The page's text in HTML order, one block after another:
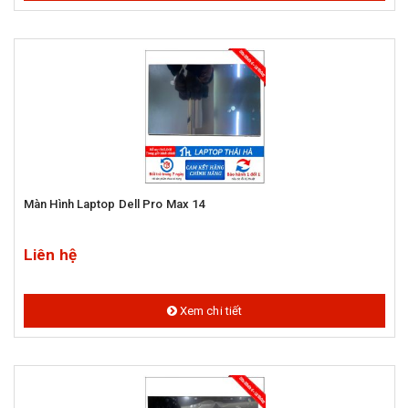
Màn Hình Laptop Dell Pro Max 14
Liên hệ
Xem chi tiết